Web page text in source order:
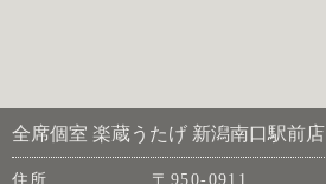
全席個室 楽蔵うたげ 新潟南口駅前店
住所
〒950-0911